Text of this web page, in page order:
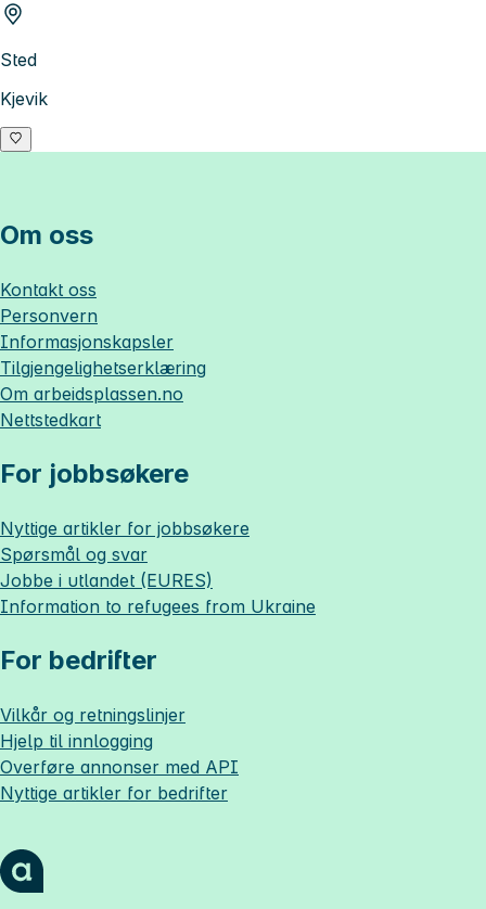
Sted
Kjevik
Om oss
Kontakt oss
Personvern
Informasjonskapsler
Tilgjengelighetserklæring
Om arbeidsplassen.no
Nettstedkart
For jobbsøkere
Nyttige artikler for jobbsøkere
Spørsmål og svar
Jobbe i utlandet (EURES)
Information to refugees from Ukraine
For bedrifter
Vilkår og retningslinjer
Hjelp til innlogging
Overføre annonser med API
Nyttige artikler for bedrifter